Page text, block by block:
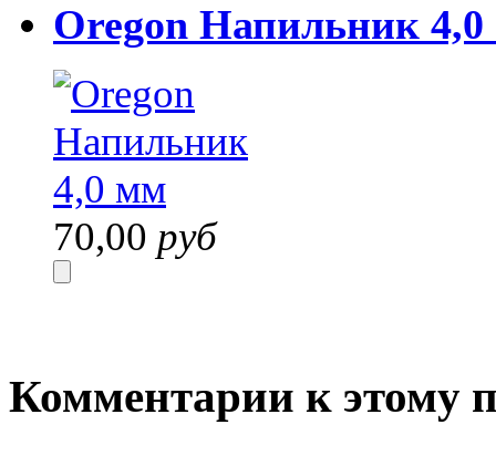
Oregon Напильник
70,00 руб
Комментарии к этому